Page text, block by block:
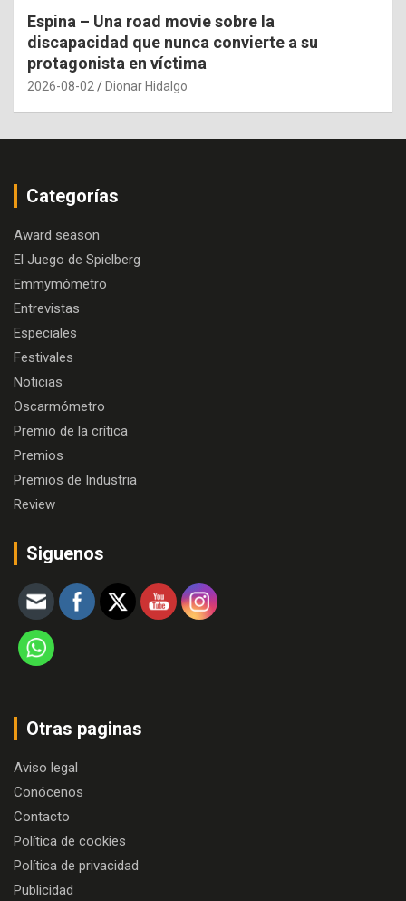
Espina – Una road movie sobre la
discapacidad que nunca convierte a su
protagonista en víctima
2026-08-02 Dionar Hidalgo
Categorías
Award season
El Juego de Spielberg
Emmymómetro
Entrevistas
Especiales
Festivales
Noticias
Oscarmómetro
Premio de la crítica
Premios
Premios de Industria
Review
Siguenos
Otras paginas
Aviso legal
Conócenos
Contacto
Política de cookies
Política de privacidad
Publicidad